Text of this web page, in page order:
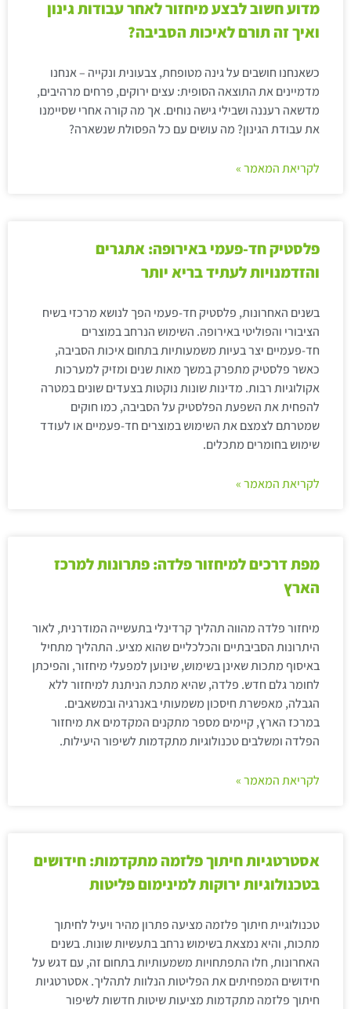
מדוע חשוב לבצע מיחזור לאחר עבודות גינון
ואיך זה תורם לאיכות הסביבה?
כשאנחנו חושבים על גינה מטופחת, צבעונית ונקייה – אנחנו
מדמיינים את התוצאה הסופית: עצים ירוקים, פרחים מרהיבים,
מדשאה רעננה ושבילי גישה נוחים. אך מה קורה אחרי שסיימנו
את עבודת הגינון? מה עושים עם כל הפסולת שנשארה?
לקריאת המאמר »
פלסטיק חד-פעמי באירופה: אתגרים
והזדמנויות לעתיד בריא יותר
בשנים האחרונות, פלסטיק חד-פעמי הפך לנושא מרכזי בשיח
הציבורי והפוליטי באירופה. השימוש הנרחב במוצרים
חד-פעמיים יצר בעיות משמעותיות בתחום איכות הסביבה,
כאשר פלסטיק מתפרק במשך מאות שנים ומזיק למערכות
אקולוגיות רבות. מדינות שונות נוקטות בצעדים שונים במטרה
להפחית את השפעת הפלסטיק על הסביבה, כמו חוקים
שמטרתם לצמצם את השימוש במוצרים חד-פעמיים או לעודד
שימוש בחומרים מתכלים.
לקריאת המאמר »
מפת דרכים למיחזור פלדה: פתרונות למרכז
הארץ
מיחזור פלדה מהווה תהליך קרדינלי בתעשייה המודרנית, לאור
היתרונות הסביבתיים והכלכליים שהוא מציע. התהליך מתחיל
באיסוף מתכות שאינן בשימוש, שינוען למפעלי מיחזור, והפיכתן
לחומר גלם חדש. פלדה, שהיא מתכת הניתנת למיחזור ללא
הגבלה, מאפשרת חיסכון משמעותי באנרגיה ובמשאבים.
במרכז הארץ, קיימים מספר מתקנים המקדמים את מיחזור
הפלדה ומשלבים טכנולוגיות מתקדמות לשיפור היעילות.
לקריאת המאמר »
אסטרטגיות חיתוך פלזמה מתקדמות: חידושים
בטכנולוגיות ירוקות למינימום פליטות
טכנולוגיית חיתוך פלזמה מציעה פתרון מהיר ויעיל לחיתוך
מתכות, והיא נמצאת בשימוש נרחב בתעשיות שונות. בשנים
האחרונות, חלו התפתחויות משמעותיות בתחום זה, עם דגש על
חידושים המפחיתים את הפליטות הנלוות לתהליך. אסטרטגיות
חיתוך פלזמה מתקדמות מציעות שיטות חדשות לשיפור